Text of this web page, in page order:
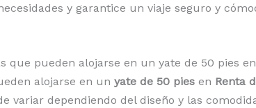
y garantice un viaje seguro y
que pueden alojarse en un yate de 50 pies
alojarse en un yate de 50 pies en Renta
variar dependiendo del diseño y las